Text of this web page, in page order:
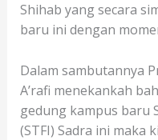
Shihab yang secara
baru ini dengan
Dalam sambutannya
A’rafi menekankah
gedung kampus baru
(STFI) Sadra ini maka